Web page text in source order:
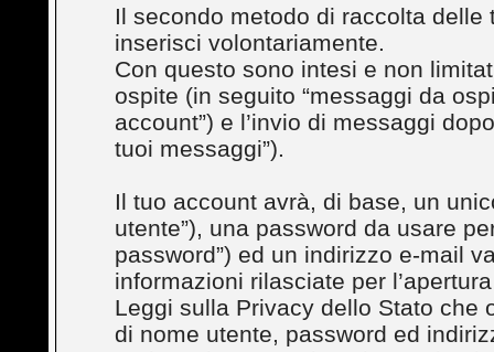
Il secondo metodo di raccolta
inserisci volontariamente.
Con questo sono intesi e non
ospite (in seguito “messaggi da
account”) e l’invio di messaggi
tuoi messaggi”).
Il tuo account avrà, di base, un
utente”), una password da usare
password”) ed un indirizzo e-mail
informazioni rilasciate per
Leggi sulla Privacy dello Stato che
di nome utente, password ed